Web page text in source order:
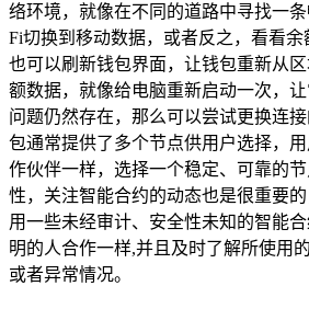
络环境，就像在不同的道路中寻找一
Fi切换到移动数据，或者反之，看看余
也可以刷新钱包界面，让钱包重新从
额数据，就像给电脑重新启动一次，
问题仍然存在，那么可以尝试更换连
包通常提供了多个节点供用户选择，
作伙伴一样，选择一个稳定、可靠的
性，关注智能合约的动态也是很重要
用一些未经审计、安全性未知的智能
明的人合作一样,并且及时了解所使用
或者异常情况。